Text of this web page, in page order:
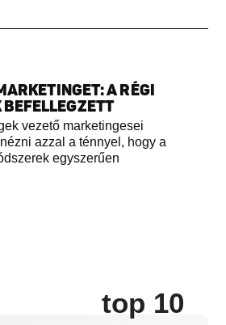
A RÉGI
vezető marketingesei
azzal a ténnyel, hogy a
egyszerűen
top 10